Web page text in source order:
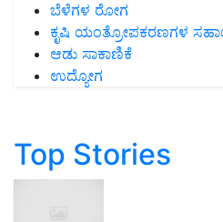
ಬೆಳೆಗಳ ರೋಗ
ಕೃಷಿ ಯಂತ್ರೋಪಕರಣಗಳ
ಆಡು ಸಾಕಾಣಿಕೆ
ಉದ್ಯೋಗ
Top Stories